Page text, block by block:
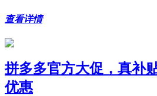
查看详情
拼多多官方大促，真补
优惠